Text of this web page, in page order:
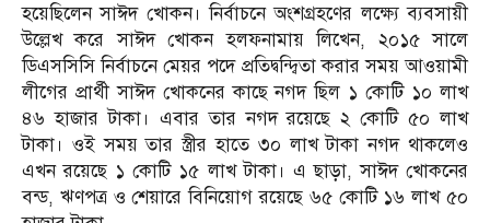
হয়েছিলেন সাঈদ খোকন। নির্বাচনে অংশগ্রহণের লক্ষ‌্যে ব্যবসায়ী
উল্লেখ করে সাঈদ খোকন হলফনামায় লিখেন, ২০১৫ সালে
ডিএসসিসি নির্বাচনে মেয়র পদে প্রতিদ্বন্দ্বিতা করার সময় আওয়ামী
লীগের প্রার্থী সাঈদ খোকনের কাছে নগদ ছিল ১ কোটি ১০ লাখ
৪৬ হাজার টাকা। এবার তার নগদ রয়েছে ২ কোটি ৫০ লাখ
টাকা। ওই সময় তার স্ত্রীর হাতে ৩০ লাখ টাকা নগদ থাকলেও
এখন রয়েছে ১ কোটি ১৫ লাখ টাকা। এ ছাড়া, সাঈদ খোকনের
বন্ড, ঋণপত্র ও শেয়ারে বিনিয়োগ রয়েছে ৬৫ কোটি ১৬ লাখ ৫০